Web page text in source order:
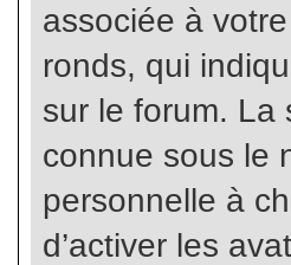
associée à
ronds, qui
sur le forum. La
connue sous le
personnelle à
d’activer les